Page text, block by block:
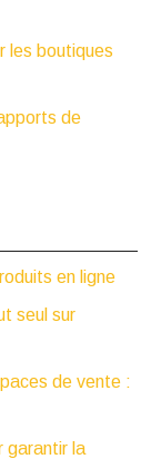
les boutiques
de
en ligne
seul sur
de vente :
garantir la